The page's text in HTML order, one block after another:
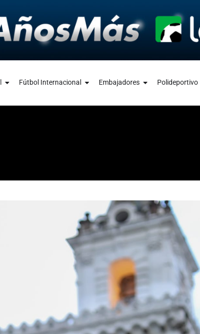
Fútbol Internacional Embajadores Polideportivo